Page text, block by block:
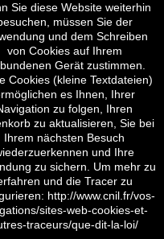
8h30-12h 13h-16h30
8h30-12h 13h-16h30
Closed
Closed
Sie diese Website weiterhin
müssen Sie der
und dem Schreiben
von Cookies auf Ihrem
Gerät zustimmen.
Cookies (kleine Textdateien)
es Ihnen, Ihrer
zu folgen, Ihren
zu aktualisieren, Sie bei
Ihrem nächsten Besuch
und Ihre
zu sichern. Um mehr zu
und die Tracer zu
http://www.cnil.fr/vos-
sites-web-cookies-et-
traceurs/que-dit-la-loi/